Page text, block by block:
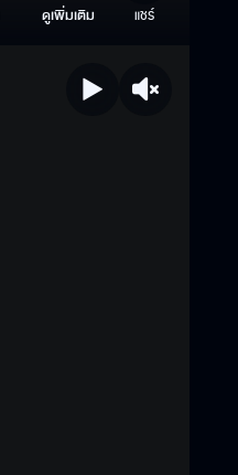
ดูเพิ่มเติม แชร์